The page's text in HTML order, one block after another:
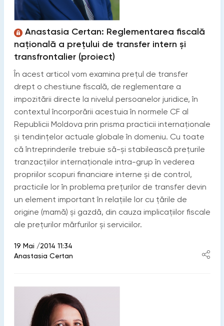
Anastasia Certan: Reglementarea fiscală
națională a prețului de transfer intern și
transfrontalier (proiect)
În acest articol vom examina prețul de transfer
drept o chestiune fiscală, de reglementare a
impozitării directe la nivelul persoanelor juridice, în
contextul încorporării acestuia în normele CF al
Republicii Moldova prin prisma practicii internaționale
și tendințelor actuale globale în domeniu. Cu toate
că întreprinderile trebuie să-și stabilească prețurile
tranzacțiilor internaționale intra-grup în vederea
propriilor scopuri financiare interne și de control,
practicile lor în problema prețurilor de transfer devin
un element important în relațiile lor cu țările de
origine (mamă) și gazdă, din cauza implicațiilor fiscale
ale prețurilor mărfurilor și serviciilor.
19 Mai /2014 11:34
Anastasia Certan